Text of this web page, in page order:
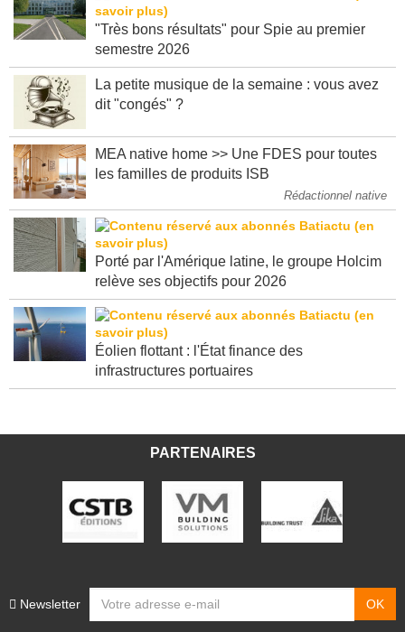
"Très bons résultats" pour Spie au premier
semestre 2026
La petite musique de la semaine : vous avez
dit "congés" ?
MEA native home >> Une FDES pour toutes
les familles de produits ISB
Rédactionnel native
Porté par l'Amérique latine, le groupe Holcim
relève ses objectifs pour 2026
Éolien flottant : l'État finance des
infrastructures portuaires
PARTENAIRES
Newsletter